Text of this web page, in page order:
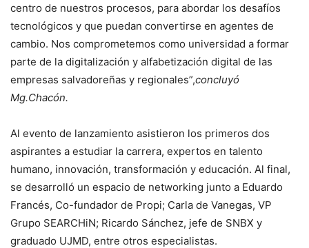
centro de nuestros procesos, para abordar los desafíos
tecnológicos y que puedan convertirse en agentes de
cambio. Nos comprometemos como universidad a formar
parte de la digitalización y alfabetización digital de las
empresas salvadoreñas y regionales”,concluyó
Mg.Chacón.
Al evento de lanzamiento asistieron los primeros dos
aspirantes a estudiar la carrera, expertos en talento
humano, innovación, transformación y educación. Al final,
se desarrolló un espacio de networking junto a Eduardo
Francés, Co-fundador de Propi; Carla de Vanegas, VP
Grupo SEARCHiN; Ricardo Sánchez, jefe de SNBX y
graduado UJMD, entre otros especialistas.